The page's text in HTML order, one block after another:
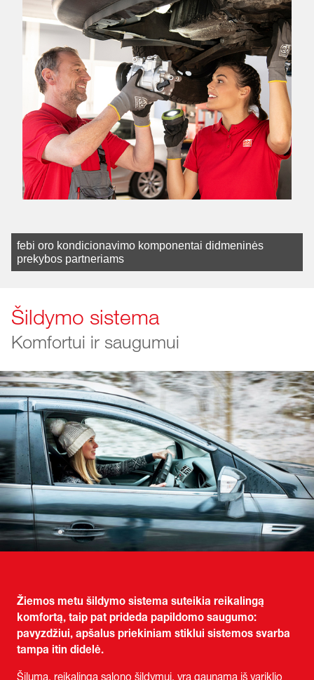
febi oro kondicionavimo komponentai didmeninės
prekybos partneriams
Šildymo sistema
Komfortui ir saugumui
Žiemos metu šildymo sistema suteikia reikalingą
komfortą, taip pat prideda papildomo saugumo:
pavyzdžiui, apšalus priekiniam stiklui sistemos svarba
tampa itin didelė.
Šiluma, reikalinga salono šildymui, yra gaunama iš variklio